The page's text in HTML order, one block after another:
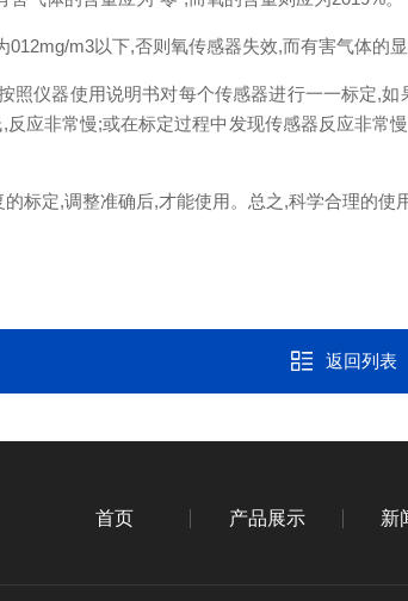
m3以下,否则氧传感器失效,而有害气体的显
照仪器使用说明书对每个传感器进行一一标定,
应非常慢;或在标定过程中发现传感器反应非
标定,调整准确后,才能使用。总之,科学合理的
返回列表
首页 产品展示 新